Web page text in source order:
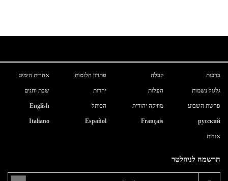
ברכות קבלה פתרון חלומות אחרית הימים
גלגול נשמות הפלות יהדות שבת וחגים
פרשת השבוע מוזיקה יהודית הכותל English
русский
Français
Español
Italiano
אודות
הרשמה לניוזלטר